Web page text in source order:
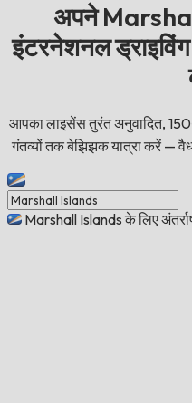
अपने
इंटरनेशनल ड्राइविंग
आपका लाइसेंस तुरंत अनुवादित,
गंतव्यों तक बेझिझक यात्रा करें —
Marshall Islands के लिए